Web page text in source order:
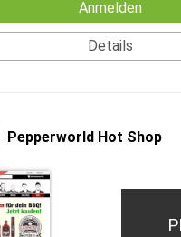
Anmelden
Details
Pepperworld Hot Shop